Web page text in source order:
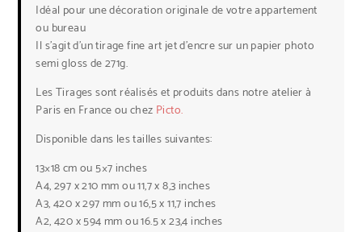
Idéal pour une décoration originale de votre appartement
ou bureau
Il s’agit d’un tirage fine art jet d’encre sur un papier photo
semi gloss de 271g.
Les Tirages sont réalisés et produits dans notre atelier à
Paris en France ou chez Picto.
Disponible dans les tailles suivantes:
13×18 cm ou 5×7 inches
A4, 297 x 210 mm ou 11,7 x 8,3 inches
A3, 420 x 297 mm ou 16,5 x 11,7 inches
A2, 420 x 594 mm ou 16.5 x 23,4 inches